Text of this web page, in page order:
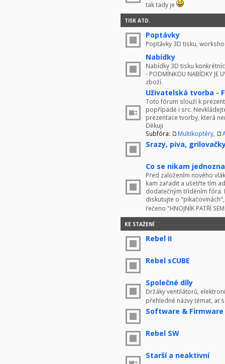
tak tady je
TISK ATD.
Poptávky
Poptávky 3D tisku,
Nabídky
Nabídky 3D tisku
- PODMÍNKOU NABÍDKY JE
zboží.
Uživatelská tvorba -
Toto fórum slouží k
popřípadě i src.
prezentace tvorby, která
Děkuji
Subfóra:
Multikoptéry
Srazy, piva,
Co se nikam
Před založením nového
kam zařadit a ušetřte tím
dodatečným tříděním fóra.
diskutujte o
řečeno "HNOJNÍK PATŘÍ
KE STAŽENÍ
Rebel II
Rebel sCUBE
Společné díly
Držáky ventilátorů,
přehledné názvy témat, ať
Software & Firmware
Rebel SW
Starší a neaktivní